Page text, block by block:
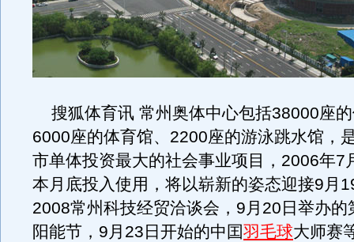
搜狐体育讯 常州奥体中心包括38000座
6000座的体育馆、2200座的游泳跳水馆，
市单体投资最大的社会事业项目，2006年7
本月底投入使用，将以崭新的姿态迎接9月
2008常州科技经贸洽谈会，9月20日举办的
阳能节，9月23日开始的中囯羽毛球大师赛